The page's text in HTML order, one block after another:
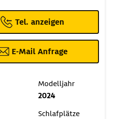
Tel. anzeigen
E-Mail Anfrage
Modelljahr
2024
Schlafplätze